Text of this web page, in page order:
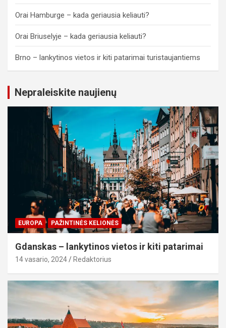
Orai Hamburge – kada geriausia keliauti?
Orai Briuselyje – kada geriausia keliauti?
Brno – lankytinos vietos ir kiti patarimai turistaujantiems
Nepraleiskite naujienų
EUROPA PAŽINTINĖS KELIONĖS
Gdanskas – lankytinos vietos ir kiti patarimai
14 vasario, 2024 Redaktorius